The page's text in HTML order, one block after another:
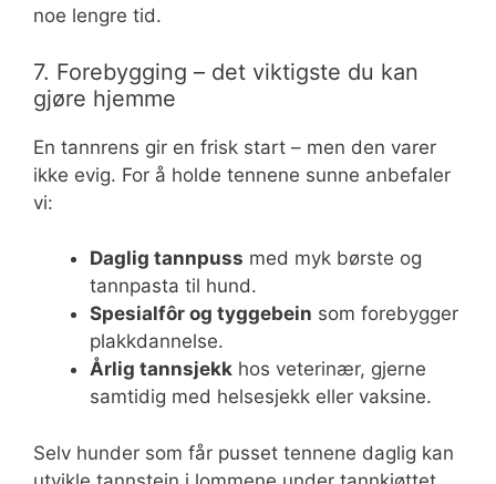
noe lengre tid.
7. Forebygging – det viktigste du kan
gjøre hjemme
En tannrens gir en frisk start – men den varer
ikke evig. For å holde tennene sunne anbefaler
vi:
Daglig tannpuss med myk børste og
tannpasta til hund.
Spesialfôr og tyggebein som forebygger
plakkdannelse.
Årlig tannsjekk hos veterinær, gjerne
samtidig med helsesjekk eller vaksine.
Selv hunder som får pusset tennene daglig kan